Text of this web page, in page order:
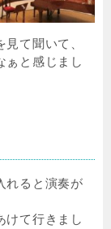
て聞いて、
ぁと感じまし
れると演奏が
けて行きまし